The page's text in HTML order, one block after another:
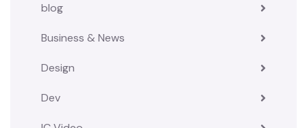
blog
Business & News
Design
Dev